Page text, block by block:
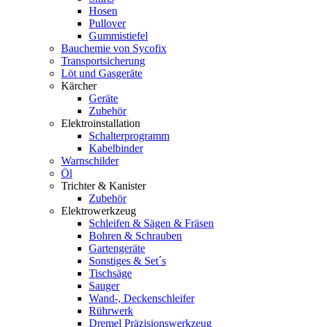
Hosen
Pullover
Gummistiefel
Bauchemie von Sycofix
Transportsicherung
Löt und Gasgeräte
Kärcher
Geräte
Zubehör
Elektroinstallation
Schalterprogramm
Kabelbinder
Warnschilder
Öl
Trichter & Kanister
Zubehör
Elektrowerkzeug
Schleifen & Sägen & Fräsen
Bohren & Schrauben
Gartengeräte
Sonstiges & Set´s
Tischsäge
Sauger
Wand-, Deckenschleifer
Rührwerk
Dremel Präzisionswerkzeug